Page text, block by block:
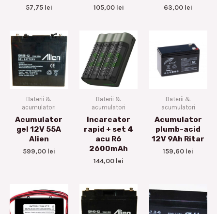
57,75 lei 105,00 lei 63,00 lei
Baterii &
acumulatori
Acumulator
gel 12V 55A
Alien
599,00 lei
Baterii &
acumulatori
Incarcator
rapid + set 4
acu R6
2600mAh
144,00 lei
Baterii &
acumulatori
Acumulator
plumb-acid
12V 9Ah Ritar
159,60 lei